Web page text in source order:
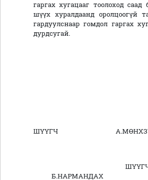
гаргах хугацааг тоолоход саад
шүүх хуралдаанд оролцоогүй
гардуулснаар гомдол гаргах
дурдсугай.
ШҮҮГЧ
Б.НАРМАНДАХ